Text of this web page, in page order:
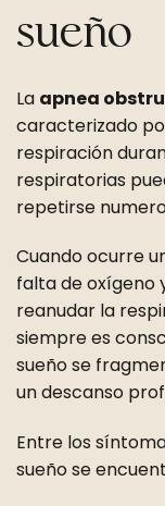
sueño
La apnea
caracterizado
respiración
respiratorias
repetirse
Cuando ocurre
falta de oxígeno
reanudar la
siempre es
sueño se
un descanso
Entre los
sueño se